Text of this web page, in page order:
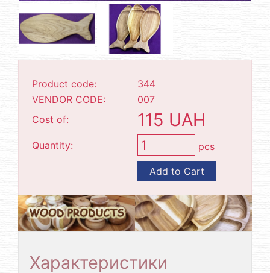
Product code:
344
VENDOR CODE:
007
Cost of:
115 UAH
Quantity: pcs
Add to Cart
Характеристики